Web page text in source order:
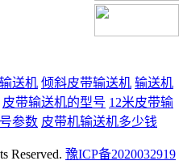
送机 倾斜皮带输送机 输送机
皮带输送机的型号 12米皮带输
参数 皮带机输送机多少钱
Reserved. 豫ICP备2020032919